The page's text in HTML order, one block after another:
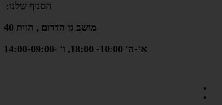
הסניף שלנו:
מושב גן הדרום , הזית 40
א'-ה' 10:00- 18:00, ו' -14:00-09:00